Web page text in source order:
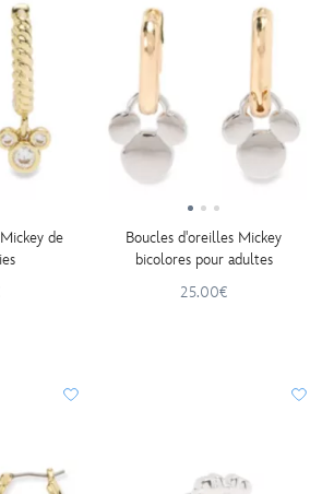
de
Boucles d'oreilles Mickey
bicolores pour adultes
25.00€